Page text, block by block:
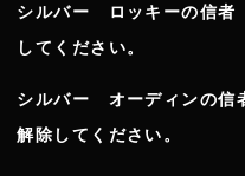
シルバー ロッキーの信者
してください。
シルバー オーディンの信
解除してください。